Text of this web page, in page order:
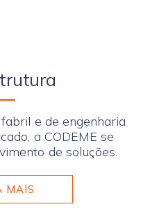
e de engenharia
a CODEME se
de soluções.
MAIS